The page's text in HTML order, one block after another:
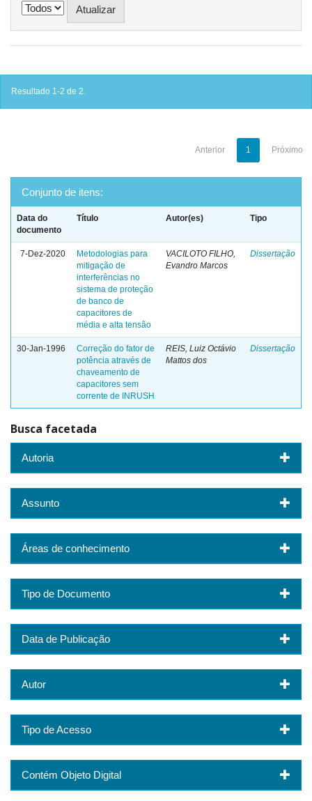
Resultado 1-2 de 2.
Anterior 1 Próximo
Conjunto de itens:
Data do
documento
Título Autor(es) Tipo
7-Dez-2020
Metodologias para
mitigação de
interferências no
sistema de proteção
de banco de
capacitores de
média e alta tensão
VACILOTO FILHO,
Evandro Marcos
Dissertação
30-Jan-1996
Correção do fator de
potência através de
chaveamento de
capacitores sem
corrente de INRUSH
REIS, Luiz Octávio
Mattos dos
Dissertação
Busca facetada
Autoria
Assunto
Áreas de conhecimento
Tipo de Documento
Data de Publicação
Autor
Tipo de Acesso
Contém Objeto Digital